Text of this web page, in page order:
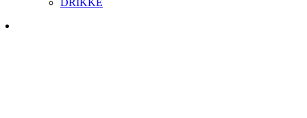
DRIKKE
Skip